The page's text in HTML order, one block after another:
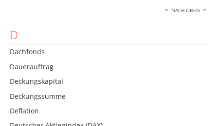
NACH OBEN
D
Dachfonds
Dauerauftrag
Deckungskapital
Deckungssumme
Deflation